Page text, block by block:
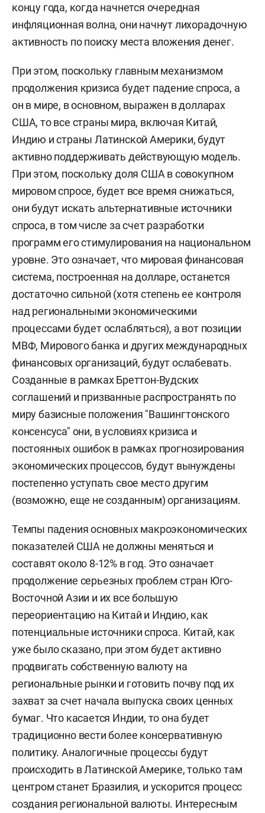
концу года, когда начнется очередная
инфляционная волна, они начнут лихорадочную
активность по поиску места вложения денег.
При этом, поскольку главным механизмом
продолжения кризиса будет падение спроса, а
он в мире, в основном, выражен в долларах
США, то все страны мира, включая Китай,
Индию и страны Латинской Америки, будут
активно поддерживать действующую модель.
При этом, поскольку доля США в совокупном
мировом спросе, будет все время снижаться,
они будут искать альтернативные источники
спроса, в том числе за счет разработки
программ его стимулирования на национальном
уровне. Это означает, что мировая финансовая
система, построенная на долларе, останется
достаточно сильной (хотя степень ее контроля
над региональными экономическими
процессами будет ослабляться), а вот позиции
МВФ, Мирового банка и других международных
финансовых организаций, будут ослабевать.
Созданные в рамках Бреттон-Вудских
соглашений и призванные распространять по
миру базисные положения "Вашингтонского
консенсуса" они, в условиях кризиса и
постоянных ошибок в рамках прогнозирования
экономических процессов, будут вынуждены
постепенно уступать свое место другим
(возможно, еще не созданным) организациям.
Темпы падения основных макроэкономических
показателей США не должны меняться и
составят около 8-12% в год. Это означает
продолжение серьезных проблем стран Юго-
Восточной Азии и их все большую
переориентацию на Китай и Индию, как
потенциальные источники спроса. Китай, как
уже было сказано, при этом будет активно
продвигать собственную валюту на
региональные рынки и готовить почву под их
захват за счет начала выпуска своих ценных
бумаг. Что касается Индии, то она будет
традиционно вести более консервативную
политику. Аналогичные процессы будут
происходить в Латинской Америке, только там
центром станет Бразилия, и ускорится процесс
создания региональной валюты. Интересным